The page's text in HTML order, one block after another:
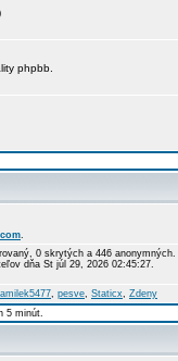
phpbb.
.
0 skrytých a 446
dňa St júl 29, 2026 02:45:27.
, pesve, Staticx, Zdeny
5 minút.